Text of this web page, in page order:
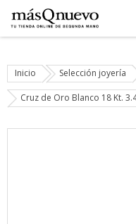
Inicio Selección joyería
Cruz de Oro Blanco 18 Kt.